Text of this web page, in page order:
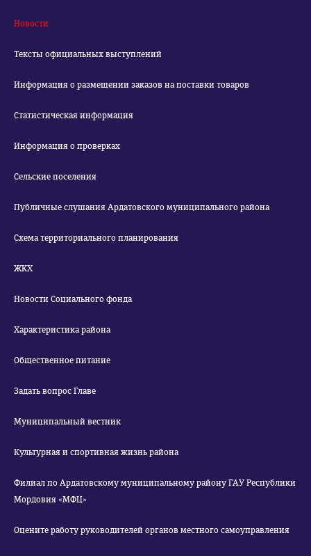
Новости
Тексты официальных выступлений
Информация о размещении заказов на поставки товаров
Статистическая информация
Информация о проверках
Сельские поселения
Публичные слушания Ардатовского муниципального района
Схема территориального планирования
ЖКХ
Новости Социального фонда
Характеристика района
Общественное питание
Задать вопрос Главе
Муниципальный вестник
Культурная и спортивная жизнь района
Филиал по Ардатовскому муниципальному району ГАУ Республики
Мордовия «МФЦ»
Оцените работу руководителей органов местного самоуправления